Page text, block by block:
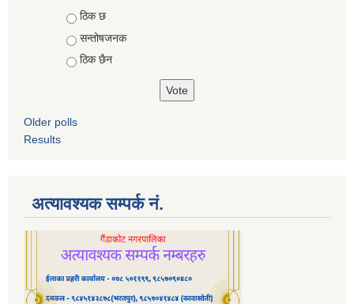
Choices
ठिक छ
सन्तोषजनक
ठिक छैन
Older polls
Results
अत्यावश्यक सम्पर्क नं.